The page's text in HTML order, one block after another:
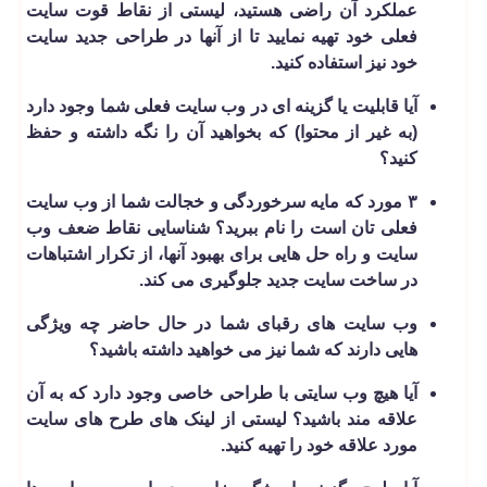
عملکرد آن راضی هستید، لیستی از نقاط قوت سایت
فعلی خود تهیه نمایید تا از آنها در طراحی جدید سایت
خود نیز استفاده کنید.
آیا قابلیت یا گزینه ­ای در وب سایت فعلی شما وجود دارد
(به غیر از محتوا) که بخواهید آن را نگه داشته و حفظ
کنید؟
۳ مورد که مایه سرخوردگی و خجالت شما از وب سایت
فعلی ­تان است را نام ببرید؟ شناسایی نقاط ضعف وب
سایت و راه حل هایی برای بهبود آنها، از تکرار اشتباهات
در ساخت سایت جدید جلوگیری می کند.
وب سایت های رقبای شما در حال حاضر چه ویژگی
هایی دارند که شما نیز می خواهید داشته باشید؟
آیا هیچ وب سایتی با طراحی خاصی وجود دارد که به آن
علاقه مند باشید؟ لیستی از لینک های طرح های سایت
مورد علاقه خود را تهیه کنید.